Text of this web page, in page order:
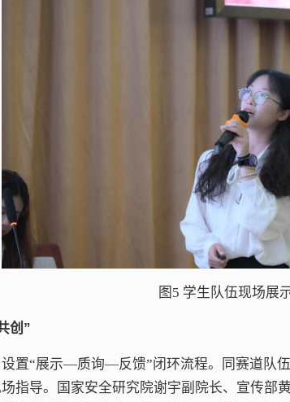
图5 学生队伍现场展
创”
置“展示—质询—反馈”闭环流程。同赛道队
指导。国家安全研究院谢宇副院长、宣传部